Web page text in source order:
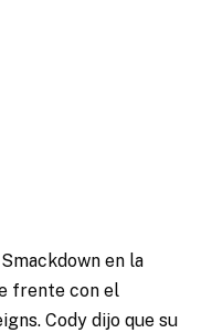
en la
frente con el
Cody dijo que su